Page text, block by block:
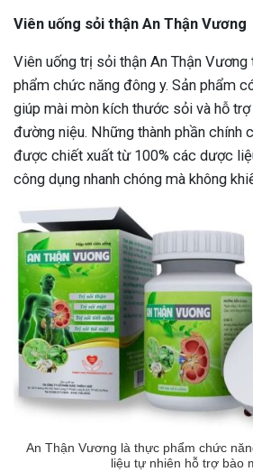
Viên uống sỏi thận An Thận Vương
Viên uống trị sỏi thận An Thận
phẩm chức năng đông y. Sản phẩm
giúp mài mòn kích thước sỏi và hỗ
đường niệu. Những thành phần chính
được chiết xuất từ 100% các dược
công dụng nhanh chóng mà không
An Thận Vương là thực phẩm chức
liệu tự nhiên hỗ trợ bào